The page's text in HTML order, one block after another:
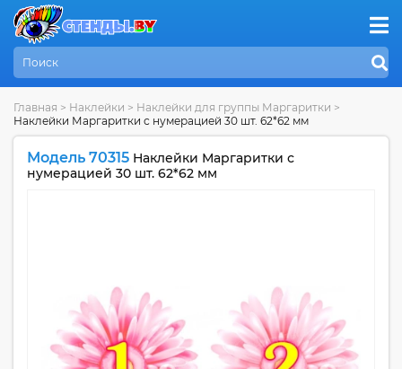
Главная > Наклейки > Наклейки для группы Маргаритки >
Наклейки Маргаритки с нумерацией 30 шт. 62*62 мм
Модель 70315 Наклейки Маргаритки с
нумерацией 30 шт. 62*62 мм